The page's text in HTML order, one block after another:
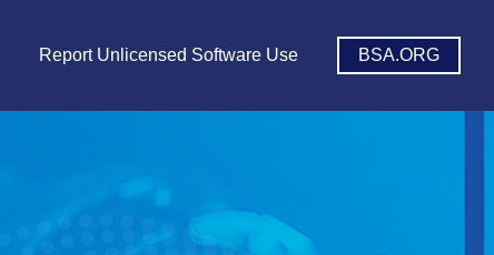
Report Unlicensed Software Use BSA.ORG